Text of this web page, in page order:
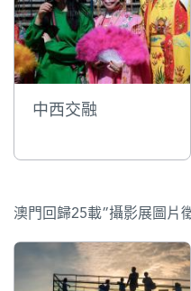
中西交融
澳門回歸25載”攝影展圖片